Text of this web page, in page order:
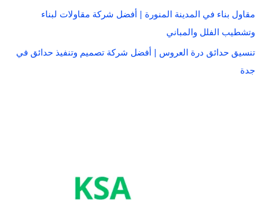
مقاول بناء في المدينة المنورة | أفضل شركة مقاولات لبناء
وتشطيب الفلل والمباني
تنسيق حدائق درة العروس | أفضل شركة تصميم وتنفيذ حدائق في
جدة